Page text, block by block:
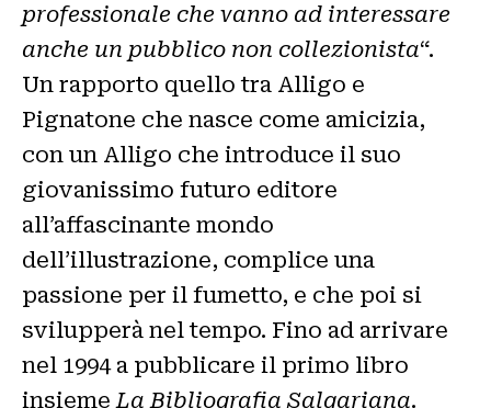
professionale che vanno ad interessare
anche un pubblico non collezionista“.
Un rapporto quello tra Alligo e
Pignatone che nasce come amicizia,
con un Alligo che introduce il suo
giovanissimo futuro editore
all’affascinante mondo
dell’illustrazione, complice una
passione per il fumetto, e che poi si
svilupperà nel tempo. Fino ad arrivare
nel 1994 a pubblicare il primo libro
insiemeLa Bibliografia Salgariana.